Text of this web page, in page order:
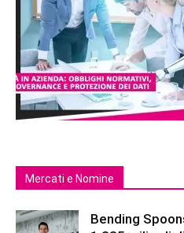
Mercati e Nomine
Bending